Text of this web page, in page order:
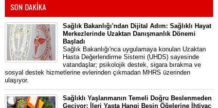
SON DAKİKA
Sağlık Bakanlığı'ndan Dijital Adım: Sağlıklı Hayat
Merkezlerinde Uzaktan Danışmanlık Dönemi
Başladı
Sağlık Bakanlığı'nca uygulamaya konulan Uzaktan
Hasta Değerlendirme Sistemi (UHDS) sayesinde
vatandaşlar; psikolojik destek, sigara bırakma ve
sosyal destek hizmetlerine evlerinden çıkmadan MHRS üzerinden
ulaşıyor.
Sağlıklı Yaşlanmanın Temeli Doğru Beslenmeden
Geçiyor: İleri Yaşta Hangi Besin Öğelerine İhtiyaç